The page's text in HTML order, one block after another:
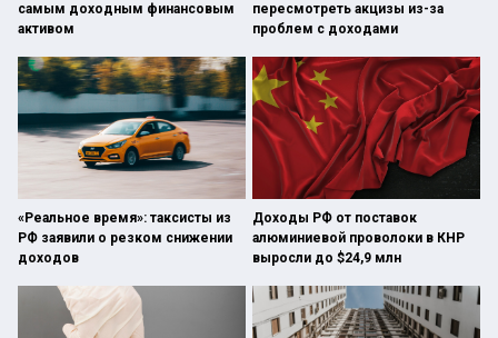
самым доходным финансовым
активом
пересмотреть акцизы из-за
проблем с доходами
«Реальное время»: таксисты из
РФ заявили о резком снижении
доходов
Доходы РФ от поставок
алюминиевой проволоки в КНР
выросли до $24,9 млн